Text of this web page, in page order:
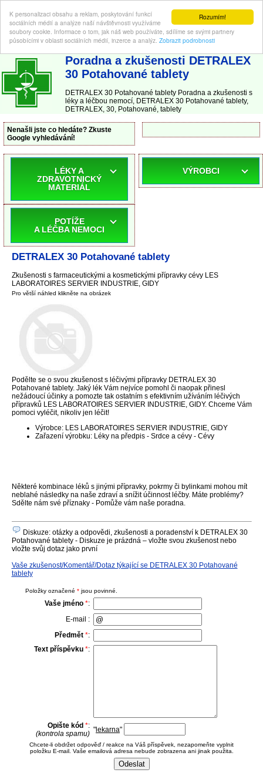
Rozumím!
K personalizaci obsahu a reklam, poskytování funkcí
sociálních médií a analýze naší návštěvnosti využíváme
soubory cookie. Informace o tom, jak náš web používáte, sdílíme se svými partnery
působícími v oblasti sociálních médií, inzerce a analýz. Zobrazit podrobnosti
ABC-LEKARNA.cz | Poradna a zkušenosti s léky a léčbou nemocí
Poradna a zkušenosti DETRALEX
30 Potahované tablety
DETRALEX 30 Potahované tablety Poradna a zkušenosti s
léky a léčbou nemocí, DETRALEX 30 Potahované tablety,
DETRALEX, 30, Potahované, tablety
Nenašli jste co hledáte? Zkuste
Google vyhledávání!
LÉKY A
ZDRAVOTNICKÝ
MATERIÁL
POTÍŽE
A LÉČBA NEMOCI
VÝROBCI
DETRALEX 30 Potahované tablety
Zkušenosti s farmaceutickými a kosmetickými přípravky cévy LES
LABORATOIRES SERVIER INDUSTRIE, GIDY
Pro větší náhled klikněte na obrázek
Podělte se o svou zkušenost s léčivými přípravky DETRALEX 30
Potahované tablety. Jaký lék Vám nejvíce pomohl či naopak přinesl
nežádoucí účinky a pomozte tak ostatním s efektivním užíváním léčivých
přípravků LES LABORATOIRES SERVIER INDUSTRIE, GIDY. Chceme Vám
pomoci vyléčit, nikoliv jen léčit!
Výrobce: LES LABORATOIRES SERVIER INDUSTRIE, GIDY
Zařazení výrobku: Léky na předpis - Srdce a cévy - Cévy
Některé kombinace léků s jinými přípravky, pokrmy či bylinkami mohou mít
neblahé následky na naše zdraví a snížit účinnost léčby. Máte problémy?
Sdělte nám své příznaky - Pomůže vám naše poradna.
Diskuze: otázky a odpovědi, zkušenosti a poradenství k DETRALEX 30
Potahované tablety - Diskuze je prázdná – vložte svou zkušenost nebo
vložte svůj dotaz jako první
Vaše zkušenost/Komentář/Dotaz týkající se DETRALEX 30 Potahované
tablety
Položky označené * jsou povinné.
Vaše jméno *:
E-mail :
Předmět *:
Text příspěvku *:
Opište kód *:
(kontrola spamu) " lekarna"
Chcete-li obdržet odpověď / reakce na Váš příspěvek, nezapomeňte vyplnit
položku E-mail. Vaše emailová adresa nebude zobrazena ani jinak použita.